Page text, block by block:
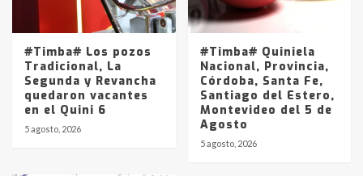
#Timba# Los pozos
Tradicional, La
Segunda y Revancha
quedaron vacantes
en el Quini 6
5 agosto, 2026
#Timba# Quiniela
Nacional, Provincia,
Córdoba, Santa Fe,
Santiago del Estero,
Montevideo del 5 de
Agosto
5 agosto, 2026